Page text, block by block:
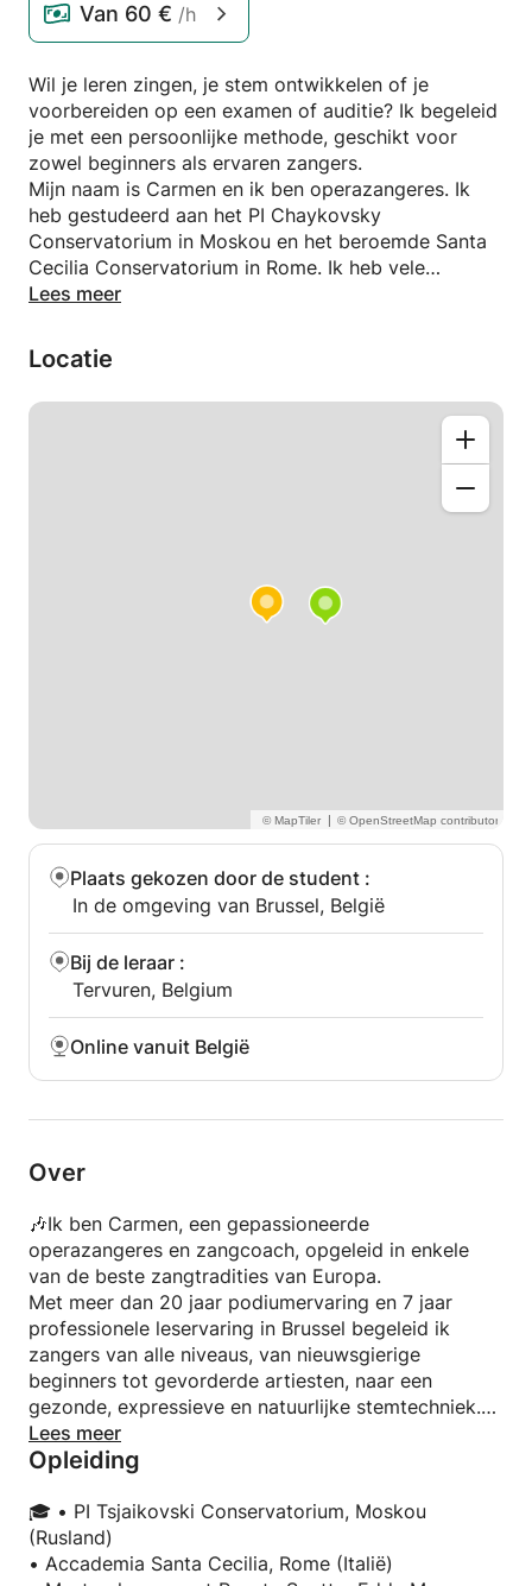
Van 60 € /h
Wil je leren zingen, je stem ontwikkelen of je
voorbereiden op een examen of auditie? Ik begeleid
je met een persoonlijke methode, geschikt voor
zowel beginners als ervaren zangers.
Mijn naam is Carmen en ik ben operazangeres. Ik
heb gestudeerd aan het PI Chaykovsky
Conservatorium in Moskou en het beroemde Santa
Cecilia Conservatorium in Rome. Ik heb vele
masterclasses gevolgd in Rusland, Italië en
Scotto en Nino Machaidze. Ik was ook solist in het
Vaticaankoor.
Sinds enkele jaren werk ik als zangleraar in Brussel.
Ik bied cursussen aan in het Engels, Frans, Russisch
(beginners of meer ervaren). Ik bied een breed scala
Lees meer
Locatie
|
Plaats gekozen door de student :
In de omgeving van Brussel, België
Bij de leraar :
Tervuren, Belgium
Online vanuit België
Over
🎶Ik ben Carmen, een gepassioneerde
operazangeres en zangcoach, opgeleid in enkele
van de beste zangtradities van Europa.
Met meer dan 20 jaar podiumervaring en 7 jaar
professionele leservaring in Brussel begeleid ik
zangers van alle niveaus, van nieuwsgierige
beginners tot gevorderde artiesten, naar een
gezonde, expressieve en natuurlijke stemtechniek.
Als voormalig solist bij het Vaticaans Koor blijf ik
meesters als Romualdo Savastano en Nino
Machaidze. Ook neem ik regelmatig deel aan
internationale masterclasses in Italië, Oostenrijk en
Lees meer
Opleiding
🎓 • PI Tsjaikovski Conservatorium, Moskou
(Rusland)
• Accademia Santa Cecilia, Rome (Italië)